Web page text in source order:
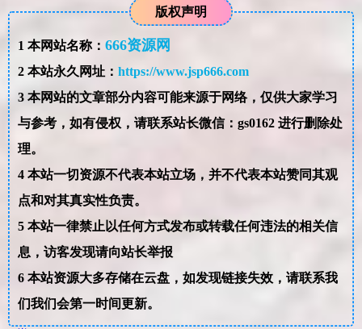
版权声明
1 本网站名称： 666资源网
2本站永久网址： https://www.jsp666.com
3本网站的文章部分内容可能来源于网络，仅供大家学习
与参考，如有侵权，请联系站长微信：gs0162 进行删除处
理。
4本站一切资源不代表本站立场，并不代表本站赞同其观
点和对其真实性负责。
5本站一律禁止以任何方式发布或转载任何违法的相关信
息，访客发现请向站长举报
6本站资源大多存储在云盘，如发现链接失效，请联系我
们我们会第一时间更新。